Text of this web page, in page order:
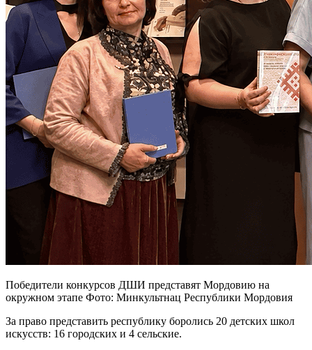
Победители конкурсов ДШИ представят Мордовию на
окружном этапе Фото: Минкультнац Республики Мордовия
За право представить республику боролись 20 детских школ
искусств: 16 городских и 4 сельские.